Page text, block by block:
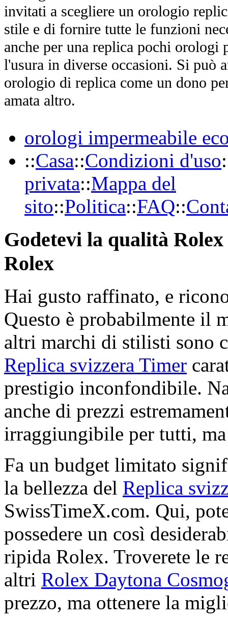
invitati a scegliere un orologio
stile e di fornire tutte le funzioni
anche per una replica pochi orologi
l'usura in diverse occasioni. Si può
orologio di replica come un dono
amata altro.
orologi impermeabile
::Casa::Condizioni d'uso
privata::Mappa del
sito::Politica::FAQ::
Godetevi la qualità
Rolex
Hai gusto raffinato, e
Questo è probabilmente il
altri marchi di stilisti sono
Replica svizzera Timer
prestigio inconfondibile.
anche di prezzi
irraggiungibile per tutti,
Fa un budget limitato
la bellezza del Replica
SwissTimeX.com. Qui,
possedere un così
ripida Rolex. Troverete le
altri Rolex Daytona
prezzo, ma ottenere la